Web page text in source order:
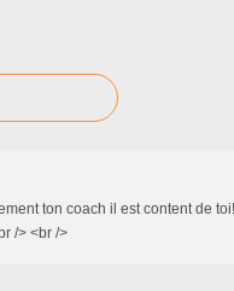
ton coach il est content de
/> <br />